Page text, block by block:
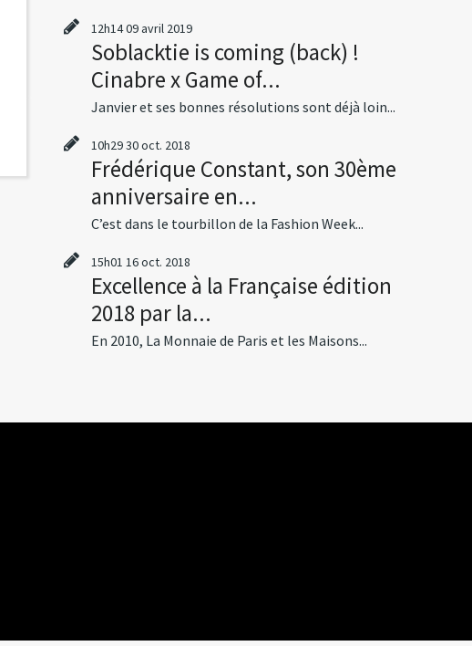
12h1409avril 2019
Soblacktie is coming (back) !
Cinabre x Game of...
Janvier et ses bonnes résolutions sont déjà loin...
10h2930oct. 2018
Frédérique Constant, son 30ème
anniversaire en...
C’est dans le tourbillon de la Fashion Week...
15h01 16oct. 2018
Excellence à la Française édition
2018 par la...
En 2010, La Monnaie de Paris et les Maisons...